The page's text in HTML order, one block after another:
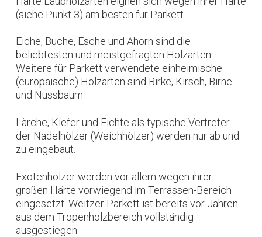
(siehe Punkt 3) am besten für Parkett.
Eiche, Buche, Esche und Ahorn sind die
beliebtesten und meistgefragten Holzarten.
Weitere für Parkett verwendete einheimische
(europäische) Holzarten sind Birke, Kirsch, Birne
und Nussbaum.
Lärche, Kiefer und Fichte als typische Vertreter
der Nadelhölzer (Weichhölzer) werden nur ab und
zu eingebaut.
Exotenhölzer werden vor allem wegen ihrer
großen Härte vorwiegend im Terrassen-Bereich
eingesetzt. Weitzer Parkett ist bereits vor Jahren
aus dem Tropenholzbereich vollständig
ausgestiegen.